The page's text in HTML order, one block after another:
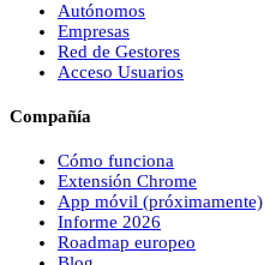
Autónomos
Empresas
Red de Gestores
Acceso Usuarios
Compañía
Cómo funciona
Extensión Chrome
App móvil (próximamente)
Informe 2026
Roadmap europeo